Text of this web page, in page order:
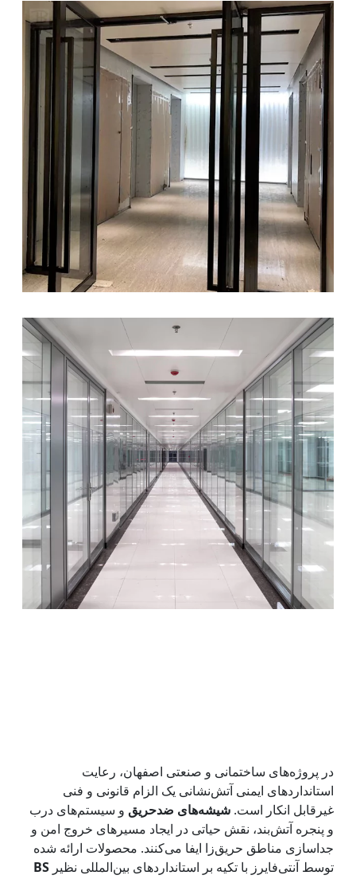
در پروژه‌های ساختمانی و صنعتی اصفهان، رعایت
استانداردهای ایمنی آتش‌نشانی یک الزام قانونی و فنی
غیرقابل انکار است. شیشه‌های ضدحریق و سیستم‌های درب
و پنجره آتش‌بند، نقش حیاتی در ایجاد مسیرهای خروج امن و
جداسازی مناطق حریق‌زا ایفا می‌کنند. محصولات ارائه شده
توسط آنتی‌فایرز با تکیه بر استانداردهای بین‌المللی نظیر BS